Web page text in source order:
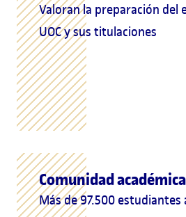
Valoran la preparación del
UOC y sus titulaciones
Comunidad
Más de 97.500 estudiantes